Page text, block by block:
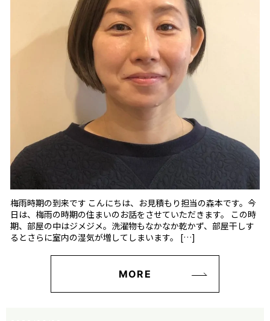
梅雨時期の到来です こんにちは、お見積もり担当の森本です。今
日は、梅雨の時期の住まいのお話をさせていただきます。 この時
期、部屋の中はジメジメ。洗濯物もなかなか乾かず、部屋干しす
るとさらに室内の湿気が増してしまいます。 […]
MORE